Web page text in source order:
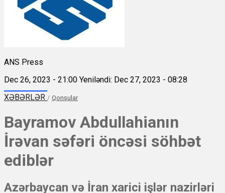
ANS Press
Dec 26, 2023 - 21:00 Yeniləndi: Dec 27, 2023 - 08:28
XƏBƏRLƏR / Qonşular
Bayramov Abdullahianın
İrəvan səfəri öncəsi söhbət
ediblər
Azərbaycan və İran xarici işlər nazirləri